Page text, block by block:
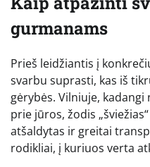
gurmanams
Prieš leidžiantis į
svarbu suprasti, kas iš
gėrybės. Vilniuje,
prie jūros, žodis
atšaldytas ir greitai
rodikliai, į kuriuos verta